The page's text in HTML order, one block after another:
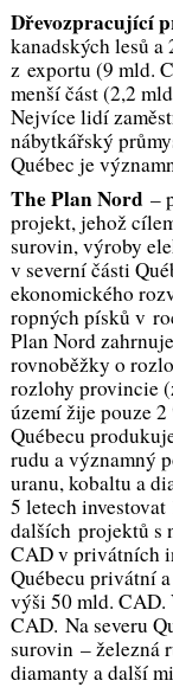
Dřevozpracující
kanadských lesů
z exportu (9 mld.
menší část (2,2
Nejvíce lidí
nábytkářský
Québec je
The Plan Nord –
projekt, jehož
surovin, výroby
v severní části
ekonomického
ropných písků v
Plan Nord
rovnoběžky o
rozlohy provincie
území žije pouze
Québecu
rudu a významný
uranu, kobaltu a
5 letech
dalších projektů s
CAD v privátních
Québecu privátní
výši 50 mld. CAD.
CAD. Na severu
surovin – železná
diamanty a další